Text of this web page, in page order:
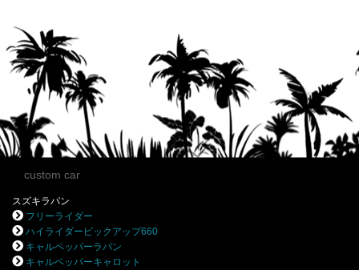
custom car
スズキラパン
フリーライダー
ハイライダーピックアップ660
キャルペッパーラパン
キャルペッパーキャロット